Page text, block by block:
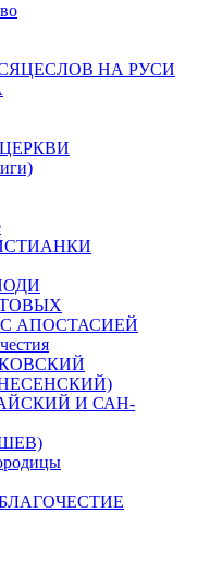
НА РУСИ
АПОСТАСИЕЙ
И САН-